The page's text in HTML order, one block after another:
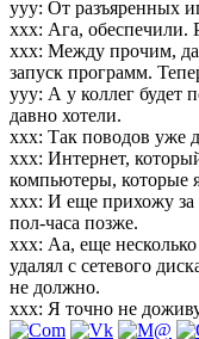
yyy: От разъяренных
xxx: Ага, обеспечили.
xxx: Между прочим,
запуск программ.
yyy: А у коллег будет
давно хотели.
xxx: Так поводов уже
xxx: Интернет,
компьютеры, которые
xxx: И еще прихожу за
пол-часа позже.
xxx: Аа, еще
удалял с сетевого
не должно.
xxx: Я точно не